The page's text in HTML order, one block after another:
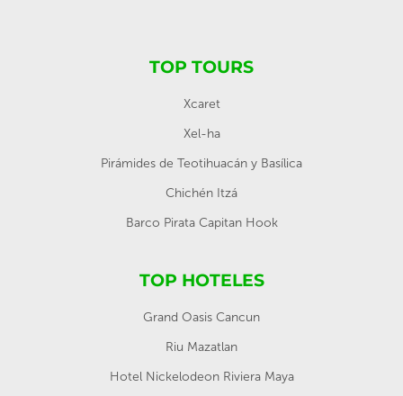
TOP TOURS
Xcaret
Xel-ha
Pirámides de Teotihuacán y Basílica
Chichén Itzá
Barco Pirata Capitan Hook
TOP HOTELES
Grand Oasis Cancun
Riu Mazatlan
Hotel Nickelodeon Riviera Maya